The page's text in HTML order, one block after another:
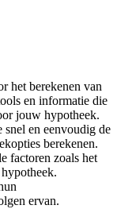
het berekenen van
en informatie die
jouw hypotheek.
snel en eenvoudig de
berekenen.
factoren zoals het
ervan.